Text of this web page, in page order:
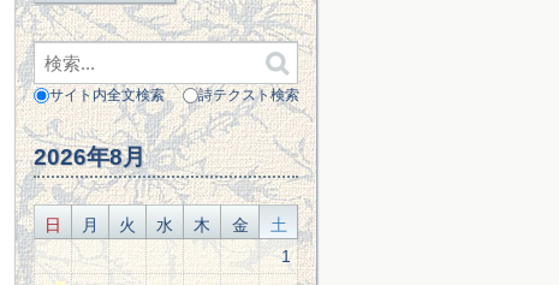
サイト内全文検索 詩テクスト検索
2026年8月
日 月 火 水 木 金
土
1